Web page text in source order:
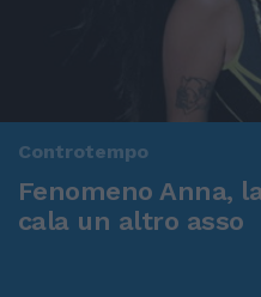
Controtempo
Fenomeno Anna,
cala un altro asso